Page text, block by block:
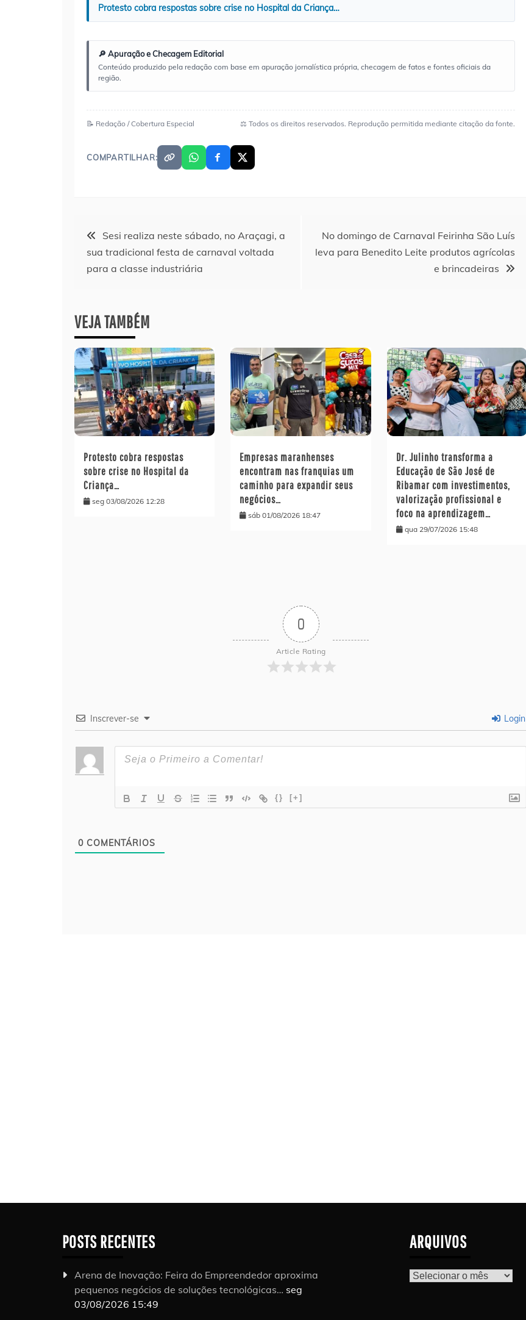
Protesto cobra respostas sobre crise no Hospital da Criança…
🔎 Apuração e Checagem Editorial
Conteúdo produzido pela redação com base em apuração jornalística própria, checagem de fatos e fontes oficiais da
região.
📝 Redação / Cobertura Especial ⚖️ Todos os direitos reservados. Reprodução permitida mediante citação da fonte.
COMPARTILHAR:
Navegação
de
Sesi realiza neste sábado, no Araçagi, a
sua tradicional festa de carnaval voltada
para a classe industriária
No domingo de Carnaval Feirinha São Luís
leva para Benedito Leite produtos agrícolas
e brincadeiras
VEJA TAMBÉM
Protesto cobra respostas
sobre crise no Hospital da
Criança…
seg 03/08/2026 12:28
Empresas maranhenses
encontram nas franquias um
caminho para expandir seus
negócios…
sáb 01/08/2026 18:47
Dr. Julinho transforma a
Educação de São José de
Ribamar com investimentos,
valorização profissional e
foco na aprendizagem…
qua 29/07/2026 15:48
0
Article Rating
Inscrever-se Login
{} [+]
0 COMENTÁRIOS
POSTS RECENTES
Arena de Inovação: Feira do Empreendedor aproxima
pequenos negócios de soluções tecnológicas… seg
03/08/2026 15:49
ARQUIVOS
Arquivos